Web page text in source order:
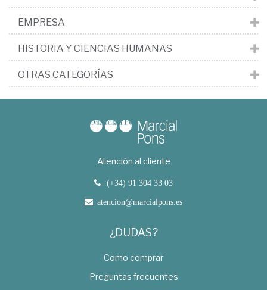
EMPRESA
HISTORIA Y CIENCIAS HUMANAS
OTRAS CATEGORÍAS
Atención al cliente
(+34) 91 304 33 03
atencion@marcialpons.es
¿DUDAS?
Como comprar
Preguntas frecuentes